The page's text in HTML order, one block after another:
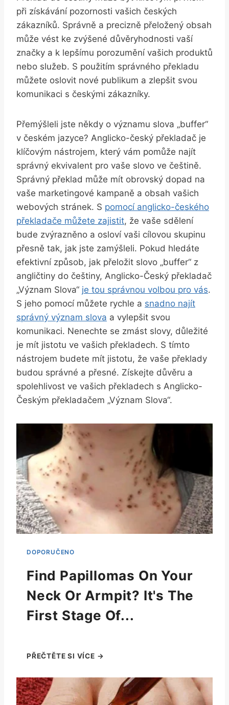
při získávání pozornosti vašich českých
zákazníků. Správně a precizně přeložený obsah
může vést ke zvýšené důvěryhodnosti vaší
značky a k lepšímu porozumění vašich produktů
nebo služeb. S použitím správného překladu
můžete oslovit nové publikum a zlepšit svou
komunikaci s českými zákazníky.
Přemýšleli jste někdy o významu slova „buffer“
v českém jazyce? Anglicko-český překladač je
klíčovým nástrojem, který vám pomůže najít
správný ekvivalent pro vaše slovo ve češtině.
Správný překlad může mít obrovský dopad na
vaše marketingové kampaně a obsah vašich
webových stránek. S pomocí anglicko-českého
překladače můžete zajistit, že vaše sdělení
bude zvýrazněno a osloví vaši cílovou skupinu
přesně tak, jak jste zamýšleli. Pokud hledáte
efektivní způsob, jak přeložit slovo „buffer“ z
angličtiny do češtiny, Anglicko-Český překladač
„Význam Slova“ je tou správnou volbou pro vás.
S jeho pomocí můžete rychle a snadno najít
správný význam slova a vylepšit svou
komunikaci. Nenechte se zmást slovy, důležité
je mít jistotu ve vašich překladech. S tímto
nástrojem budete mít jistotu, že vaše překlady
budou správné a přesné. Získejte důvěru a
spolehlivost ve vašich překladech s Anglicko-
Českým překladačem „Význam Slova“.
Find Papillomas On Your
Neck Or Armpit? It's The
First Stage Of...